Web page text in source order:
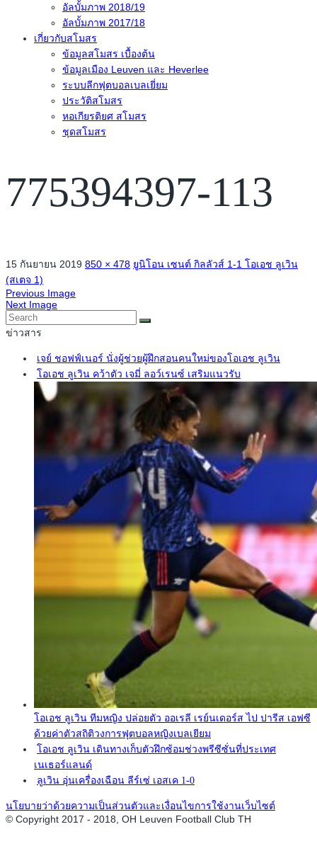
อัลบั้มภาพ 2018/19
อัลบั้มภาพ 2017/18
เกี่ยวกับสโมสร
ข้อมูลสโมสร เบื้องต้น
ข้อมูลเมือง Leuven และ Heverlee
ระบบลีกฟุตบอลเบลเยี่ยม
ประวัติสโมสร
หอเกียรติยศ สโมสร
ชุดสโมสร
775394397-113
15 กันยายน 2019 850 × 478 ยูนิโอน เซนต์ กิลลัวส์ 1-1 โอเอช ลูเวิน
(สเตจ 1)
Previous Image
Next Image
ข่าวสาร
เจย์ ชอฟฟ์เนอร์ นั่งผู้ช่วยผู้ฝึกสอนคนใหม่ของโอเอช ลูเวิน
โอเอช ลูเวิน คว้าตัว เจมี่ ลอว์เรนซ์ เสริมแนวรับ
โอเอช ลูเวิน ทีมหญิง ปล่อยตัว ออเรลี เรย์นเดอร์ส ไป ปารีส เอฟซี
ด้วยค่าตัวสถิติวงการฟุตบอลหญิงเบลเยียม
โอเอช ลูเวิน เดินทางเก็บตัวฝึกซ้อมช่วงพรีซีซั่นที่ประเทศ
เนเธอร์แลนด์
ลูเวิน อุ่นเครื่องเฉือน ลีร์เซ่ เอสเค 1-0
นโยบายว่าด้วยความเป็นส่วนตัวและเงื่อนไขการใช้งานเว็บไซต์
© Copyright 2017 - 2018, OH Leuven Football Club TH